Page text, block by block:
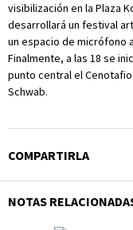
visibilización en la Plaza
desarrollará un festival
un espacio de micrófono
Finalmente, a las 18 se
punto central el Cenotafio
Schwab.
COMPARTIRLA
NOTAS